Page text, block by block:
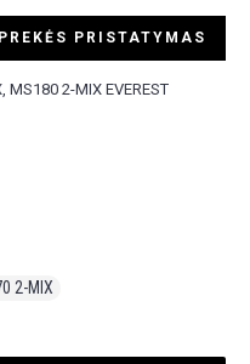
PREKĖS PRISTATYMAS
MS180 2-MIX EVEREST
2-MIX